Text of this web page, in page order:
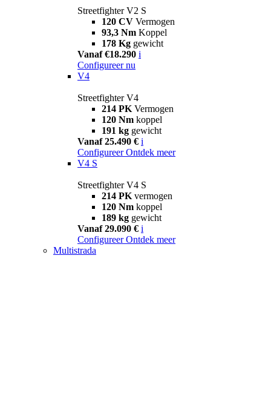
Streetfighter V2 S
120 CV Vermogen
93,3 Nm Koppel
178 Kg gewicht
Vanaf €18.290 i
Configureer nu
V4
Streetfighter V4
214 PK Vermogen
120 Nm koppel
191 kg gewicht
Vanaf 25.490 € i
Configureer Ontdek meer
V4 S
Streetfighter V4 S
214 PK vermogen
120 Nm koppel
189 kg gewicht
Vanaf 29.090 € i
Configureer Ontdek meer
Multistrada